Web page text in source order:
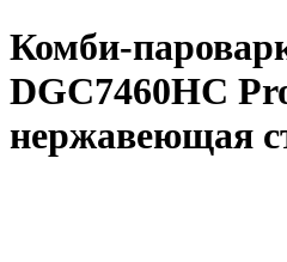
Комби-
DGC7460HC
нержавеющая